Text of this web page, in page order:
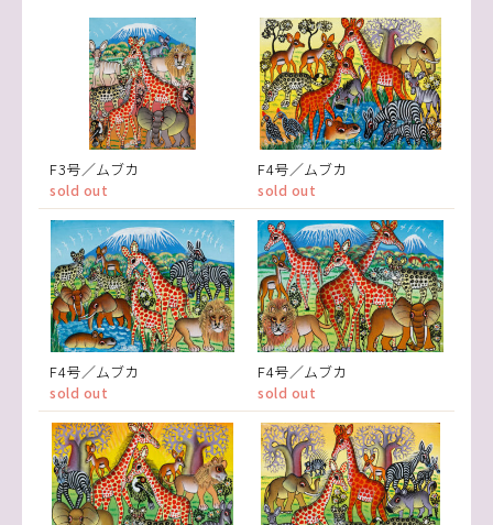
F3号／ムブカ
sold out
F4号／ムブカ
sold out
F4号／ムブカ
sold out
F4号／ムブカ
sold out